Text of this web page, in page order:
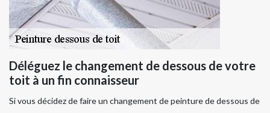
Déléguez le changement de dessous de votre
toit à un fin connaisseur
Si vous décidez de faire un changement de peinture de dessous de